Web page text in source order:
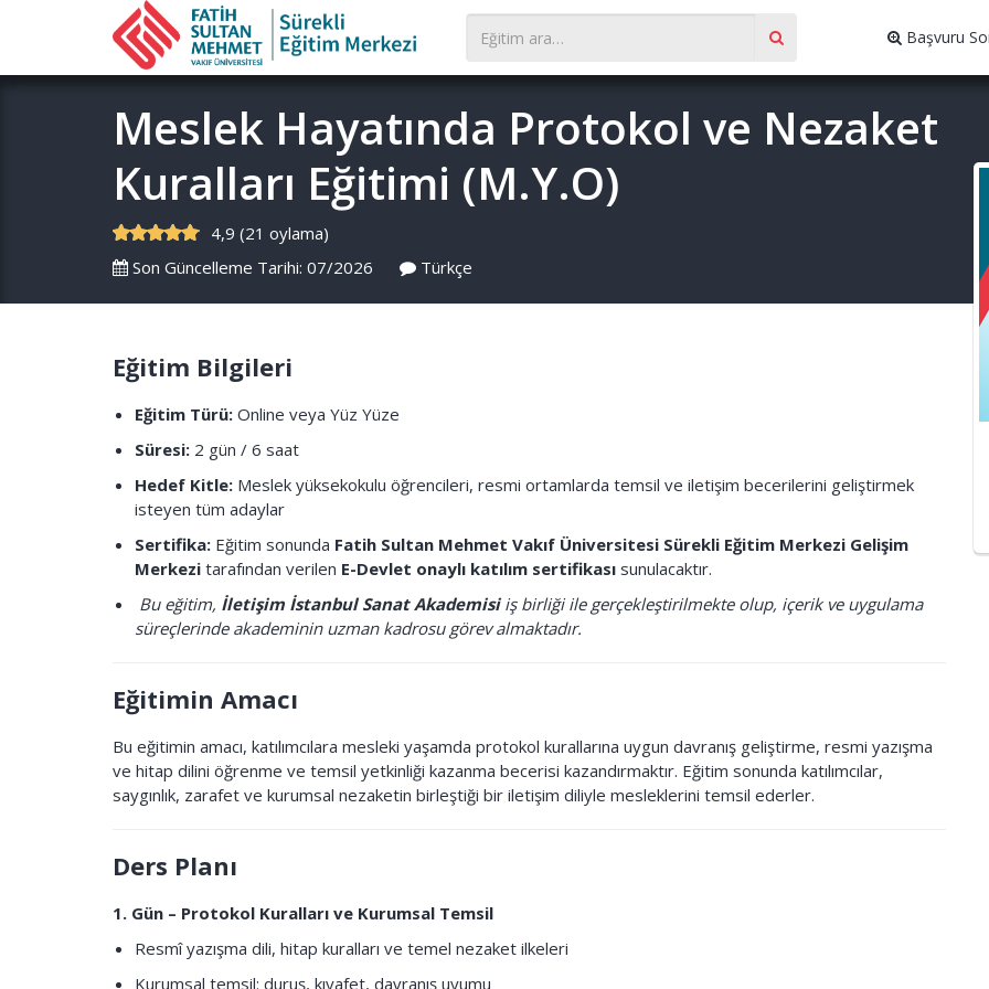
Başvuru
Meslek Hayatında Protokol ve Nezaket
Kuralları Eğitimi (M.Y.O)
4,9 (21 oylama)
Son Güncelleme Tarihi: 07/2026
Türkçe
Eğitim Bilgileri
Eğitim Türü: Online veya Yüz Yüze
Süresi: 2 gün / 6 saat
Hedef Kitle: Meslek yüksekokulu öğrencileri, resmi ortamlarda temsil ve iletişim becerilerini geliştirmek
isteyen tüm adaylar
Sertifika: Eğitim sonunda Fatih Sultan Mehmet Vakıf Üniversitesi Sürekli Eğitim Merkezi Gelişim
Merkezi tarafından verilen E-Devlet onaylı katılım sertifikası sunulacaktır.
Bu eğitim, İletişim İstanbul Sanat Akademisiiş birliği ile gerçekleştirilmekte olup, içerik ve uygulama
süreçlerinde akademinin uzman kadrosu görev almaktadır.
Eğitimin Amacı
Bu eğitimin amacı, katılımcılara mesleki yaşamda protokol kurallarına uygun davranış geliştirme, resmi yazışma
ve hitap dilini öğrenme ve temsil yetkinliği kazanma becerisi kazandırmaktır. Eğitim sonunda katılımcılar,
saygınlık, zarafet ve kurumsal nezaketin birleştiği bir iletişim diliyle mesleklerini temsil ederler.
Ders Planı
1. Gün – Protokol Kuralları ve Kurumsal Temsil
Resmî yazışma dili, hitap kuralları ve temel nezaket ilkeleri
Kurumsal temsil: duruş, kıyafet, davranış uyumu